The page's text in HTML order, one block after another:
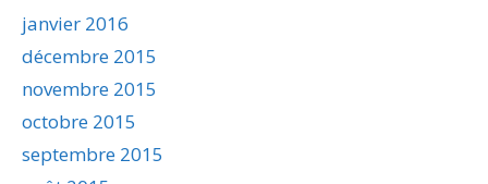
janvier 2016
décembre 2015
novembre 2015
octobre 2015
septembre 2015